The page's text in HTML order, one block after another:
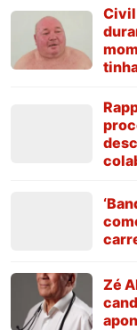
Civil
Zé